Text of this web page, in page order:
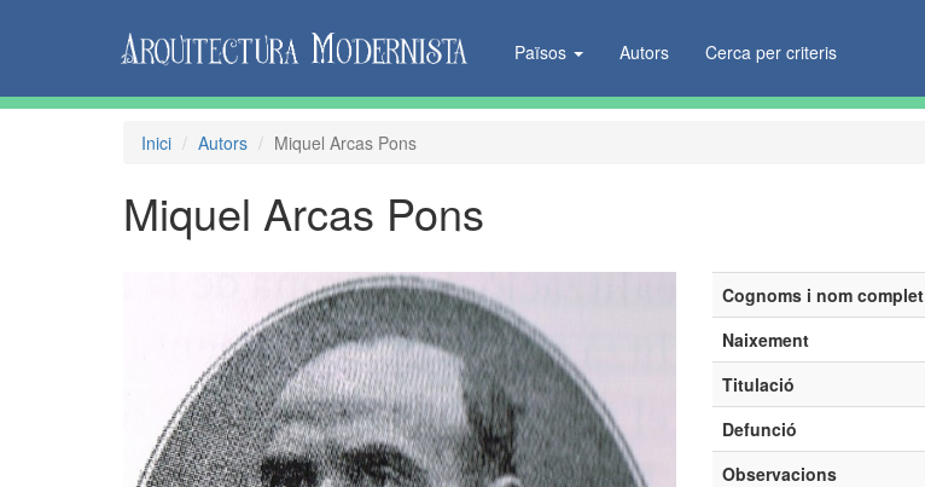
Països Autors Cerca per criteris
Inici Autors Miquel Arcas Pons
Miquel Arcas Pons
Cognoms i nom complet
Naixement
Titulació
Defunció
Observacions